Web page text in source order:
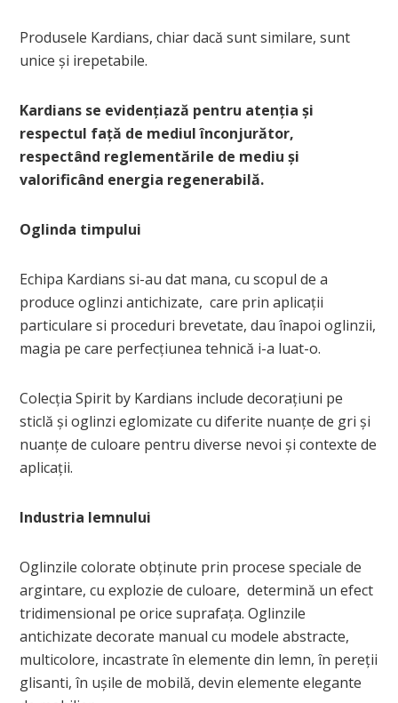
Produsele Kardians, chiar dacă sunt similare, sunt
unice și irepetabile.
Kardians se evidențiază pentru atenția și
respectul față de mediul înconjurător,
respectând reglementările de mediu și
valorificând energia regenerabilă.
Oglinda timpului
Echipa Kardians si-au dat mana, cu scopul de a
produce oglinzi antichizate, care prin aplicații
particulare si proceduri brevetate, dau înapoi oglinzii,
magia pe care perfecțiunea tehnică i-a luat-o.
Colecția Spirit by Kardians include decorațiuni pe
sticlă și oglinzi eglomizate cu diferite nuanțe de gri și
nuanțe de culoare pentru diverse nevoi și contexte de
aplicații.
Industria lemnului
Oglinzile colorate obținute prin procese speciale de
argintare, cu explozie de culoare, determină un efect
tridimensional pe orice suprafața. Oglinzile
antichizate decorate manual cu modele abstracte,
multicolore, incastrate în elemente din lemn, în pereții
glisanti, în ușile de mobilă, devin elemente elegante